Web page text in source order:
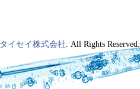
タイセイ株式会社 . All Rights Reserved.